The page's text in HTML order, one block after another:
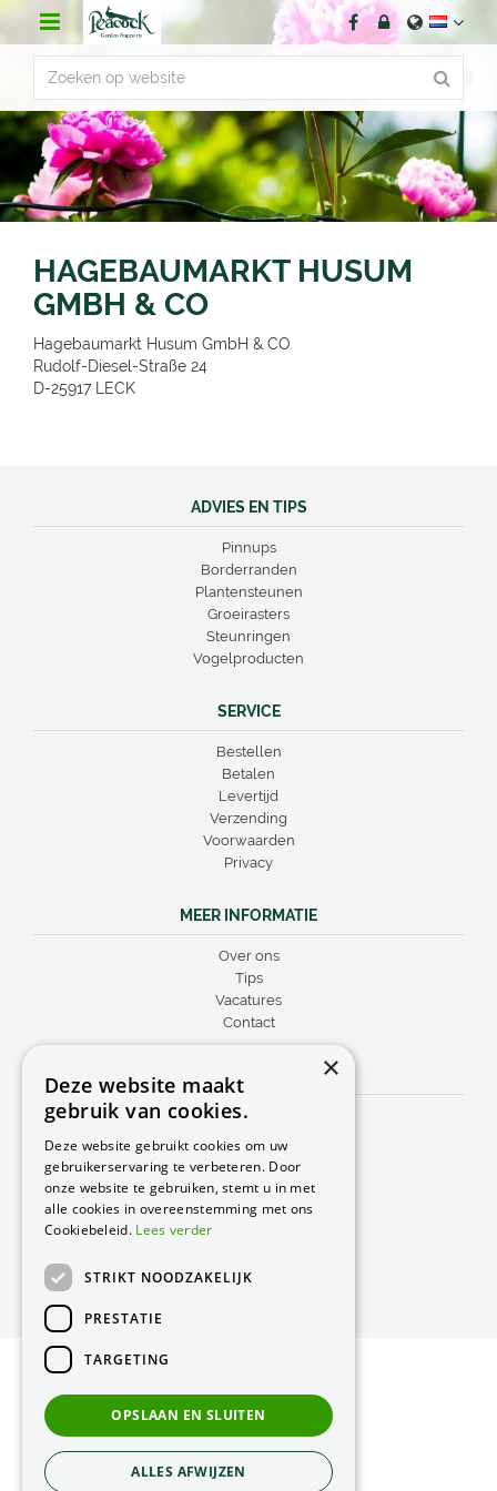
r
n
t
HAGEBAUMARKT HUSUM
GMBH & CO
Hagebaumarkt Husum GmbH & CO
Rudolf-Diesel-Straße 24
D-25917
LECK
ADVIES EN TIPS
Pinnups
Borderranden
Plantensteunen
Groeirasters
Steunringen
Vogelproducten
SERVICE
Bestellen
Betalen
Levertijd
Verzending
Voorwaarden
Privacy
MEER INFORMATIE
Over ons
Tips
Vacatures
Contact
CONTACT
Peacock Garden Supports
Industrieweg 22
5688 DP Oirschot
Nederland
T.0499 57 40 80
Privacy Statement
Green Solutions
×
Deze website maakt
gebruik van cookies.
Deze website gebruikt cookies om uw
gebruikerservaring te verbeteren. Door
onze website te gebruiken, stemt u in met
alle cookies in overeenstemming met ons
Cookiebeleid. Lees verder
STRIKT NOODZAKELIJK
PRESTATIE
TARGETING
OPSLAAN EN SLUITEN
ALLES AFWIJZEN